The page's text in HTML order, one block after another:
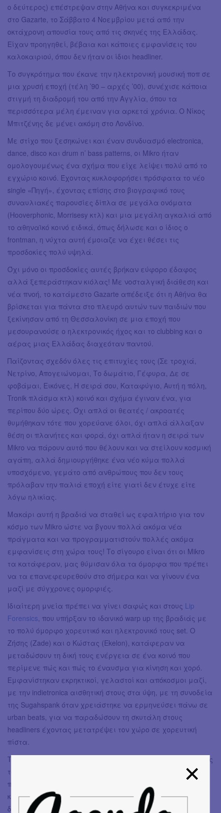
ο δεύτερος) επέστρεψαν στην Αθήνα και συγκεκριμένα
στο Gazarte, το Σάββατο 4 Νοεμβρίου μετά από την
οκτάχρονη απουσία τους από τις σκηνές της Ελλάδας.
Είχαν προηγηθεί, βέβαια και κάποιες εμφανίσεις του
καλοκαιριού, όπου δεν ήταν οι ίδιοι headliner.
Το συγκρότημα που έκανε την ηλεκτρονική μουσική ποπ σε
μια χρυσή εποχή (τέλη ’90 – αρχές ’00), συνέχισε κάποια
στιγμή τη διαδρομή του από την Αγγλία, όπου τα
περισσότερα μέλη έμειναν για αρκετά χρόνια. Ο Νίκος
Μπιτζένης δε μένει ακόμη στο Λονδίνο.
Με στίχο που ξεσηκώνει και έναν συνδυασμό electronica,
dance, disco και drum n’ bass patterns, οι Mikro ήταν
ομολογουμένως ένα σχήμα που είχε λείψει πολύ από το
εγχώριο κοινό. Έχοντας κυκλοφορήσει πρόσφατα το νέο
single «Πηγή», έχοντας επίσης στο βιογραφικό τους
συναυλιακές παρουσίες δίπλα σε μεγάλα ονόματα
(Hooverphonic, Morrisesy κτλ) και μια μεγάλη αγκαλιά από
το αθηναϊκό κοινό ειδικά, όπως δήλωσε και ο ίδιος ο
frontman, η νύχτα αυτή έμοιαζε να έχει θέσει τις
προσδοκίες πολύ υψηλά.
Όχι μόνο οι προσδοκίες αυτές βρήκαν εύφορο έδαφος
αλλά ξεπεράστηκαν κιόλας! Με νοσταλγική διάθεση και
νέα πνοή, το κατάμεστο Gazarte απέδειξε ότι η Αθήνα θα
βρίσκεται για πάντα στο πλευρό αυτών των παιδιών που
ξεκίνησαν από τη Θεσσαλονίκη σε μια εποχή που
μεσουρανούσε ο ηλεκτρονικός ήχος και το clubbing και ο
αέρας μιας Ελλάδας διαχεόταν παντού.
Παίζοντας σχεδόν όλες τις επιτυχίες τους (Σε τροχιά,
Νετρίνο, Απογειώνομαι, Το δωμάτιο, Γέφυρα, Δε σε
φοβάμαι, Εικόνες, Η σειρά σου, Καταφύγιο, Αυτή η πόλη,
Tronik πλάσμα κτλ) κοινό και σχήμα έγιναν ένα, για
περίπου δύο ώρες. Όχι απλά οι θεατές / ακροατές
θυμήθηκαν τότε που χορεύανε όλοι, όχι απλά άλλαξαν
θέση οι πλανήτες και φορά, όχι απλά ήταν η σειρά των
Mikro να πάρουν αυτό που θέλουν και να στείλουν κοσμική
αγάπη, αλλά δημιουργήθηκε ένα νέο κύμα πολλά
υποσχόμενο, γεμάτο από ανθρώπους που δεν τους
πρόλαβαν την παλιά εποχή είτε γιατί δεν έτυχε είτε
λόγω ηλικίας.
Μακάρι αυτή η βραδιά να σταθεί ως εφαλτήριο για τον
κόσμο των Mikro ώστε να βγουν πολλά ακόμα νέα
πράγματα και να προγραμματιστούν πολλές ακόμα
εμφανίσεις στη χώρα τους! Το σίγουρο είναι ότι οι Mikro
τα κατάφεραν, μας θύμισαν όλα τα όμορφα που πρέπει
να τα επανεφευρεθούν στο σήμερα και να γίνουν ένα
μαζί με σύγχρονες ομορφιές.
Ιδιαίτερη μνεία πρέπει να γίνει σαφώς και στους Lip
Forensics , που υπήρξαν το ιδανικό warp up της βραδιάς με
το πολύ όμορφο χορευτικό και ηλεκτρονικό τους set. Ο
Ζήσης (Zade) και ο Κώστας (Ekelon), κατάφεραν να
μεταδώσουν τη δική τους ενέργεια σε ένα κοινό που
περίμενε πώς και πώς το έναυσμα για κίνηση και χορό.
Εμφανίστηκαν εκρηκτικοί, γελαστοί και απόκοσμοι μαζί,
με την indietronica αισθητική στους στα ύψη, με τη συνοδεία
της Sugahspank όταν χρειάστηκε να ερμηνεύσει πάνω σε
urban beats, για να παραδώσουν τη σκυτάλη στους
headliners έχοντας μετατρέψει τον χώρο σε χορευτική
πίστα.
Το ντουέτο έπαιξε κομμάτια από τις μέχρι τώρα δουλειές
του, με πιο πρόσφατη το “Apophenia”. Αναμφίβολα,
πρόκειται για ένα project πολλά υποσχόμενο,
κατασκευασμένο από ανθρώπους που ξέρουν να
δημιουργούν τα vibes που χρειάζεται για ένα ζεστό